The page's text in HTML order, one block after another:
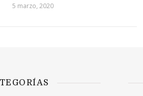
5 marzo, 2020